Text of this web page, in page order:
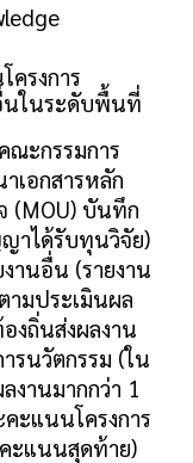
ครงการ
นในระดับพื้นที่
ะกรรมการ
เอกสารหลัก
(MOU) บันทึก
าได้รับทุนวิจัย)
านอื่น (รายงาน
ามประเมินผล
งถิ่นส่งผลงาน
ารนวัตกรรม (ใน
งานมากกว่า 1
ะแนนโครงการ
ะแนนสุดท้าย)